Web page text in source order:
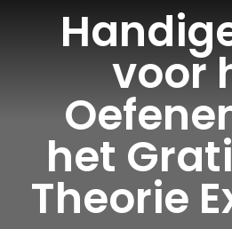
voor
het
Theorie